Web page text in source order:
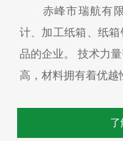
赤峰市瑞航有限
计、加工纸箱、纸
品的企业。 技术力
高，材料拥有着优越
了